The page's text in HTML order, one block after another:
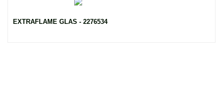
EXTRAFLAME GLAS - 2276534